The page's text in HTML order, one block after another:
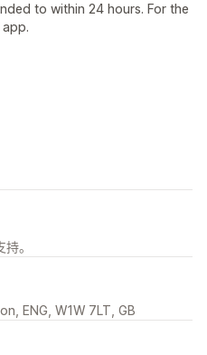
to within 24 hours. For the
。
ENG, W1W 7LT, GB